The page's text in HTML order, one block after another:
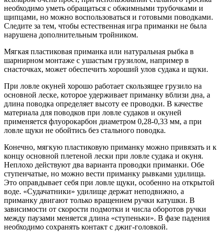
необходимо уметь обращаться с обжимными трубочками и
щипцами, но можно воспользоваться и готовыми поводками.
Следите за тем, чтобы естественная игра приманки не была
нарушена дополнительным тройником.
Мягкая пластиковая приманка или натуральная рыбка в
шарнирном монтаже с ушастым грузилом, например в
снасточках, может обеспечить хороший улов судака и щуки.
При ловле окуней хорошо работает скользящее грузило на
основной леске, которое удерживает приманку вблизи дна, а
длина поводка определяет высоту ее проводки. В качестве
материала для поводков при ловле судаков и окуней
применяется флуорокарбон диаметром 0,28-0,33 мм, а при
ловле щуки не обойтись без стального поводка.
Конечно, мягкую пластиковую приманку можно привязать и к
концу основной плетеной лески при ловле судака и окуня.
Неплохо действуют два варианта проводки приманки. Обе
ступенчатые, но можно вести приманку рывками удилища.
Это оправдывает себя при ловле щуки, особенно на открытой
воде. «Судачатники» удилище держат неподвижно, а
приманку двигают только вращением ручки катушки. В
зависимости от скорости подмотки и числа оборотов ручки
между паузами меняется длина «ступеньки». В фазе падения
необходимо сохранять контакт с джиг-головкой.